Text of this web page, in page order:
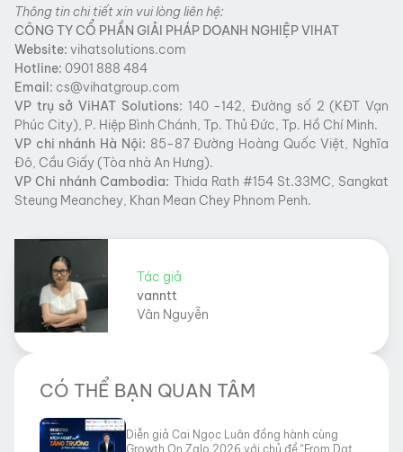
Thông tin chi tiết xin vui lòng liên hệ:
CÔNG TY CỔ PHẦN GIẢI PHÁP DOANH NGHIỆP VIHAT
Website: vihatsolutions.com
Hotline: 0901 888 484
Email: cs@vihatgroup.com
VP trụ sởViHAT Solutions: 140 -142, Đường số 2 (KĐT Vạn
Phúc City), P. Hiệp Bình Chánh, Tp. Thủ Đức, Tp. Hồ Chí Minh.
VP chi nhánh Hà Nội: 85-87 Đường Hoàng Quốc Việt, Nghĩa
Đô, Cầu Giấy (Tòa nhà An Hưng).
VP Chi nhánh Cambodia: Thida Rath #154 St.33MC, Sangkat
Steung Meanchey, Khan Mean Chey Phnom Penh.
Tác giả
vanntt
Vân Nguyễn
CÓ THỂ BẠN QUAN TÂM
Diễn giả Cai Ngọc Luân đồng hành cùng
Growth On Zalo 2026 với chủ đề “From Data